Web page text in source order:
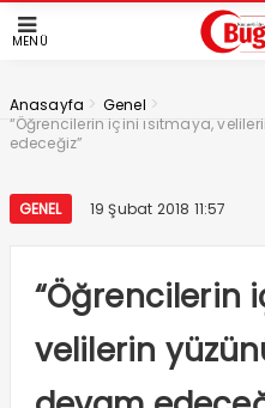
MENÜ
Anasayfa > Genel >
“Öğrencilerin içini ısıtmaya,
edeceğiz”
GENEL 19 Şubat 2018 11:57
“Öğrencilerin
velilerin